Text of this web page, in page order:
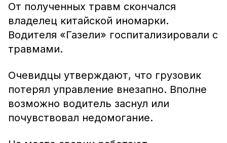
От полученных травм скончался
владелец китайской иномарки.
Водителя «Газели» госпитализировали с
травмами.
Очевидцы утверждают, что грузовик
потерял управление внезапно. Вполне
возможно водитель заснул или
почувствовал недомогание.